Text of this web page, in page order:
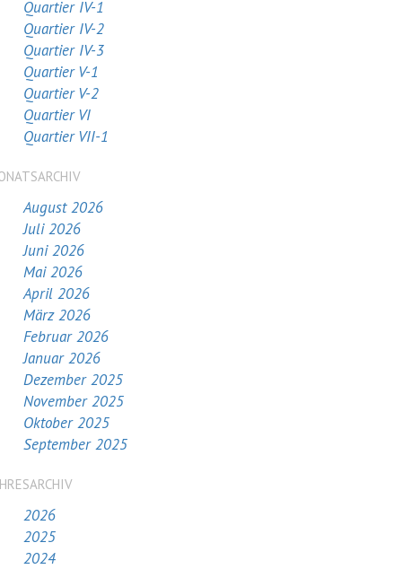
Quartier IV-1
Quartier IV-2
Quartier IV-3
Quartier V-1
Quartier V-2
Quartier VI
Quartier VII-1
August 2026
Juli 2026
Juni 2026
Mai 2026
April 2026
März 2026
Februar 2026
Januar 2026
Dezember 2025
November 2025
Oktober 2025
September 2025
2026
2025
2024